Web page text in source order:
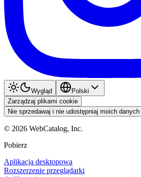
Wygląd
Polski
Zarządzaj plikami cookie
Nie sprzedawaj i nie udostępniaj moich
© 2026 WebCatalog, Inc.
Pobierz
Aplikacja desktopowa
Rozszerzenie przeglądarki